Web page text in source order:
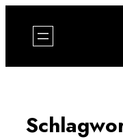
Inhalt
springen